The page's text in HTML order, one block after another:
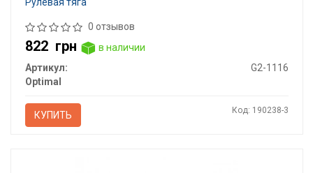
0 отзывов
822 грн
в наличии
Артикул:
G2-1116
Optimal
КУПИТЬ Код: 190238-3